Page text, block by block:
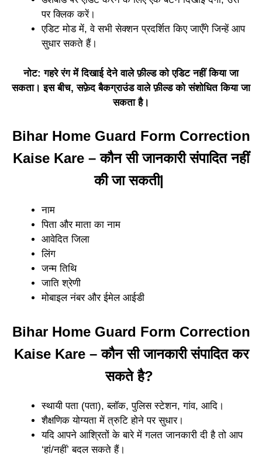
पर क्लिक करें।
एडिट मोड में, वे सभी सेक्शन प्रदर्शित किए जाएँगे जिन्हें आप
सुधार सकते हैं।
नोट: गहरे रंग में दिखाई देने वाले फ़ील्ड को एडिट नहीं किया जा
सकता। इस बीच, सफ़ेद बैकग्राउंड वाले फ़ील्ड को संशोधित किया जा
सकता है।
Bihar Home Guard Form Correction
Kaise Kare – कौन सी जानकारी संपादित नहीं
की जा सकती|
नाम
पिता और माता का नाम
आवेदित जिला
लिंग
जन्म तिथि
जाति श्रेणी
मोबाइल नंबर और ईमेल आईडी
Bihar Home Guard Form Correction
Kaise Kare – कौन सी जानकारी संपादित कर
सकते है?
स्थायी पता (पता), ब्लॉक, पुलिस स्टेशन, गांव, आदि।
शैक्षणिक योग्यता में त्रुटि होने पर सुधार।
यदि आपने आश्रितों के बारे में गलत जानकारी दी है तो आप
‘हां/नहीं’ बदल सकते हैं।